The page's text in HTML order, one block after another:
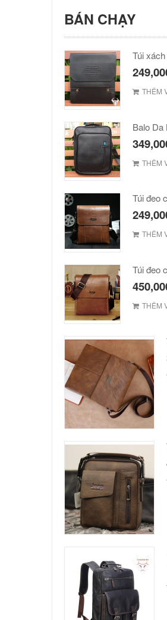
BÁN CHẠY
THÊM
THÊM
THÊM
THÊM